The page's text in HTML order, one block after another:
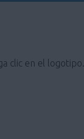
clic en el logotipo.